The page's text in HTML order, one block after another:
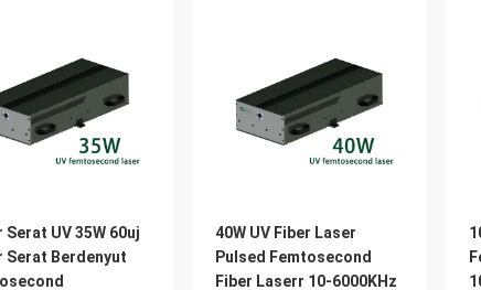
Serat UV 35W 60uj
Serat Berdenyut
40W UV Fiber Laser
Pulsed Femtosecond
Fiber Laserr 10-6000KHz